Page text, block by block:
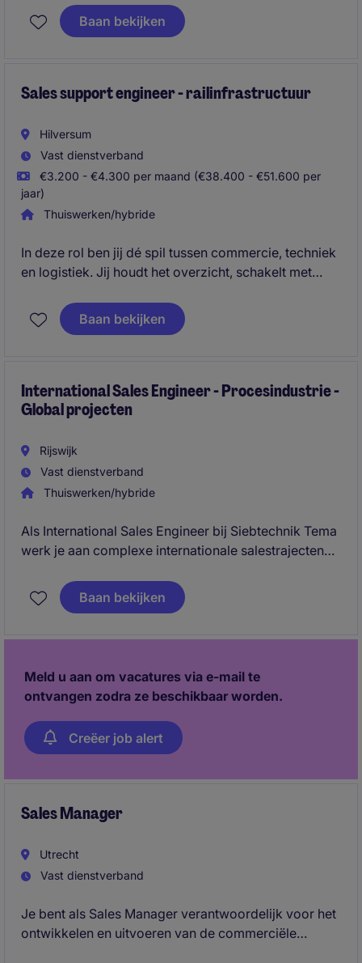
werkwijzen overzichtelijk en toekomstproof worden
ingericht.
Baan bekijken
Sales support engineer - railinfrastructuur
Hilversum
Vast dienstverband
€3.200 - €4.300 per maand (€38.400 - €51.600 per
jaar)
Thuiswerken/hybride
In deze rol ben jij dé spil tussen commercie, techniek
en logistiek. Jij houdt het overzicht, schakelt met
een rol met impact? Solliciteer direct!
Baan bekijken
International Sales Engineer - Procesindustrie -
Global projecten
Rijswijk
Vast dienstverband
Thuiswerken/hybride
Als International Sales Engineer bij Siebtechnik Tema
werk je aan complexe internationale salestrajecten
inhoudelijk en bouwt langdurige relaties in een
wereldwijde industriële omgeving.
Baan bekijken
Meld u aan om vacatures via e-mail te
ontvangen zodra ze beschikbaar worden.
Creëer job alert
Sales Manager
Utrecht
Vast dienstverband
Je bent als Sales Manager verantwoordelijk voor het
ontwikkelen en uitvoeren van de commerciële